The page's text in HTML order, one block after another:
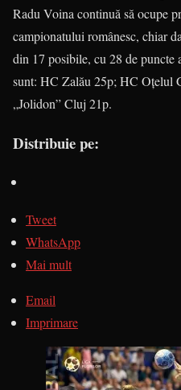
Radu Voina continuă să ocupe
campionatului românesc, chiar
din 17 posibile, cu 28 de puncte
sunt: HC Zalău 25p; HC Oţelul
„Jolidon” Cluj 21p.
Distribuie pe:
Tweet
WhatsApp
Mai mult
Email
Imprimare